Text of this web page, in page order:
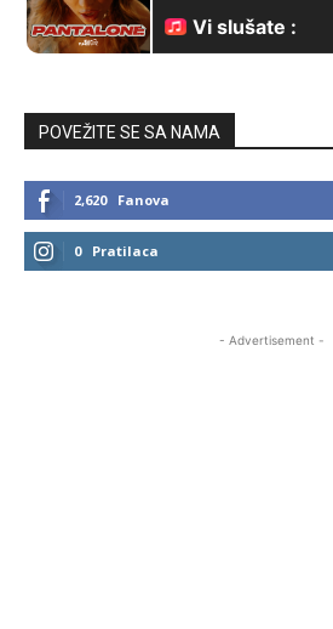
POVEŽITE SE SA NAMA
2,620 Fanova
0 Pratilaca
- Advertisement -